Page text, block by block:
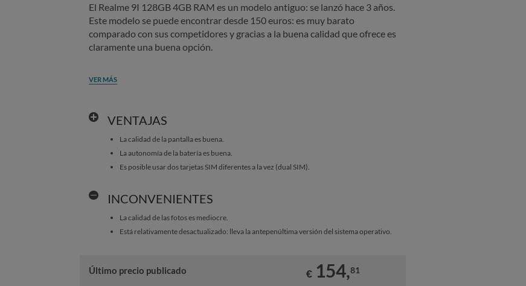
El Realme 9I 128GB 4GB RAM es un modelo antiguo: se lanzó hace 3 años.
Este modelo se puede encontrar desde 150 euros: es muy barato
comparado con sus competidores y gracias a la buena calidad que ofrece es
claramente una buena opción.
VER MÁS
VENTAJAS
La calidad de la pantalla es buena.
La autonomía de la batería es buena.
Es posible usar dos tarjetas SIM diferentes a la vez (dual SIM).
INCONVENIENTES
La calidad de las fotos es mediocre.
Está relativamente desactualizado: lleva la antepenúltima versión del sistema operativo.
Último precio publicado € 154,81